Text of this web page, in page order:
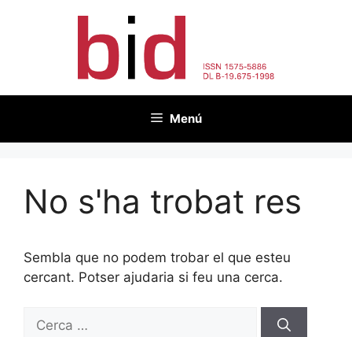
Menú
No s'ha trobat res
Sembla que no podem trobar el que esteu
cercant. Potser ajudaria si feu una cerca.
Cerca: